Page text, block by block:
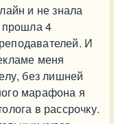
и не знала
прошла 4
И
меня
без лишней
марафона я
в рассрочку.